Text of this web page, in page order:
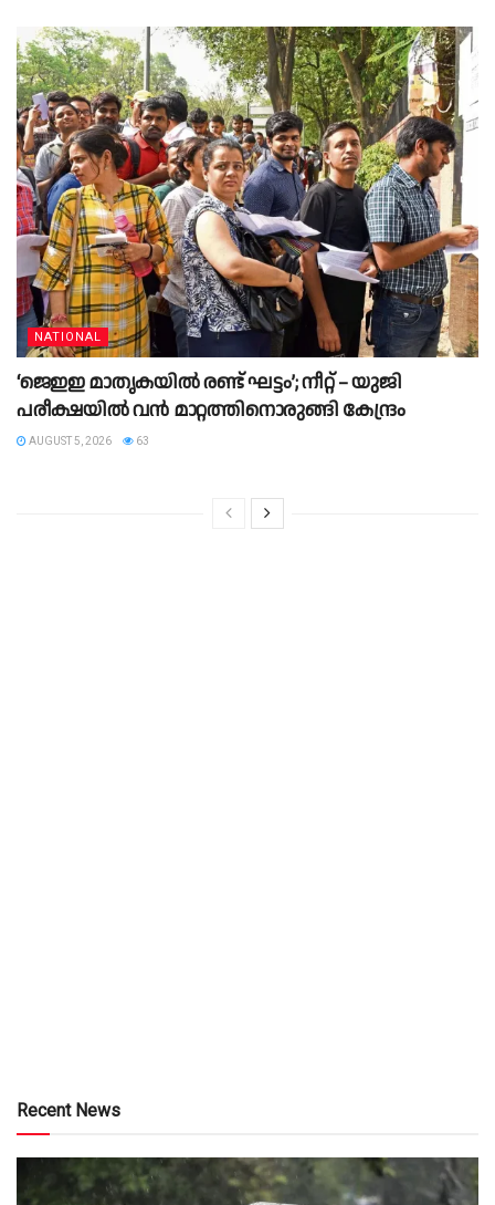
NATIONAL
‘ജെഇഇ മാതൃകയിൽ രണ്ട് ഘട്ടം’; നീറ്റ് – യുജി
പരീക്ഷയിൽ വൻ മാറ്റത്തിനൊരുങ്ങി കേന്ദ്രം
AUGUST 5, 2026 63
Recent News